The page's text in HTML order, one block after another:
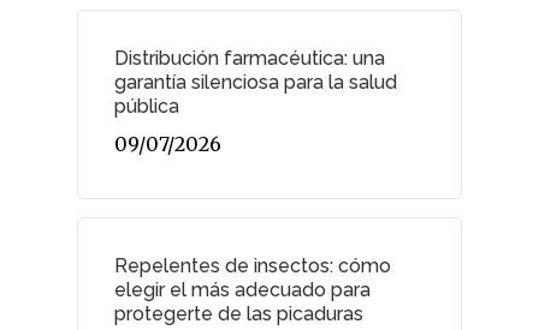
Distribución farmacéutica: una
garantía silenciosa para la salud
pública
09/07/2026
Repelentes de insectos: cómo
elegir el más adecuado para
protegerte de las picaduras